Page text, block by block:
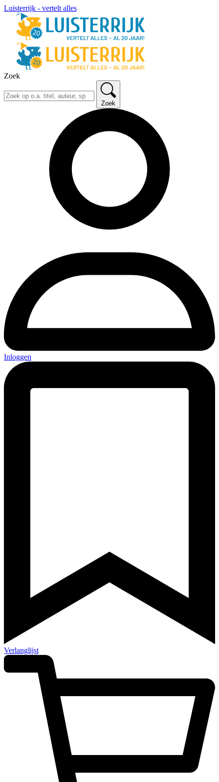
Luisterrijk - vertelt alles
Zoek
Zoek
Inloggen
Verlanglijst